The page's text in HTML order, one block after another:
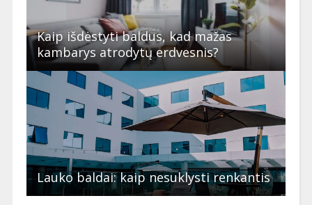
Kaip išdėstyti baldus, kad mažas
kambarys atrodytų erdvesnis?
Lauko baldai: kaip nesuklysti renkantis